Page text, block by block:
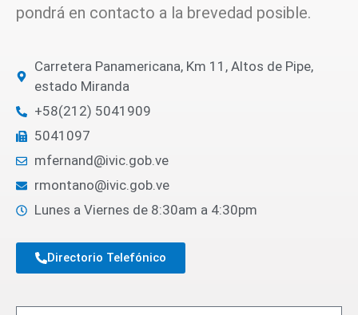
pondrá en contacto a la brevedad posible.
Carretera Panamericana, Km 11, Altos de Pipe,
estado Miranda
+58(212) 5041909
5041097
mfernand@ivic.gob.ve
rmontano@ivic.gob.ve
Lunes a Viernes de 8:30am a 4:30pm
Directorio Telefónico